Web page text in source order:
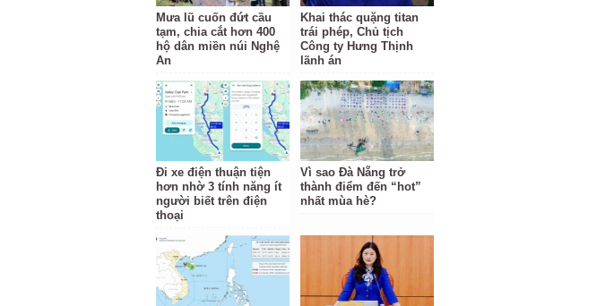
Mưa lũ cuốn đứt cầu
tạm, chia cắt hơn 400
hộ dân miền núi Nghệ
An
Khai thác quặng titan
trái phép, Chủ tịch
Công ty Hưng Thịnh
lãnh án
Đi xe điện thuận tiện
hơn nhờ 3 tính năng ít
người biết trên điện
thoại
Vì sao Đà Nẵng trở
thành điểm đến “hot”
nhất mùa hè?